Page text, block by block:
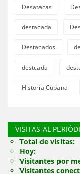
Desatacas
destacada
Destacados
destcada
Historia Cubana
VISITAS AL
Total de visitas:
Hoy:
Visitantes por
Visitantes